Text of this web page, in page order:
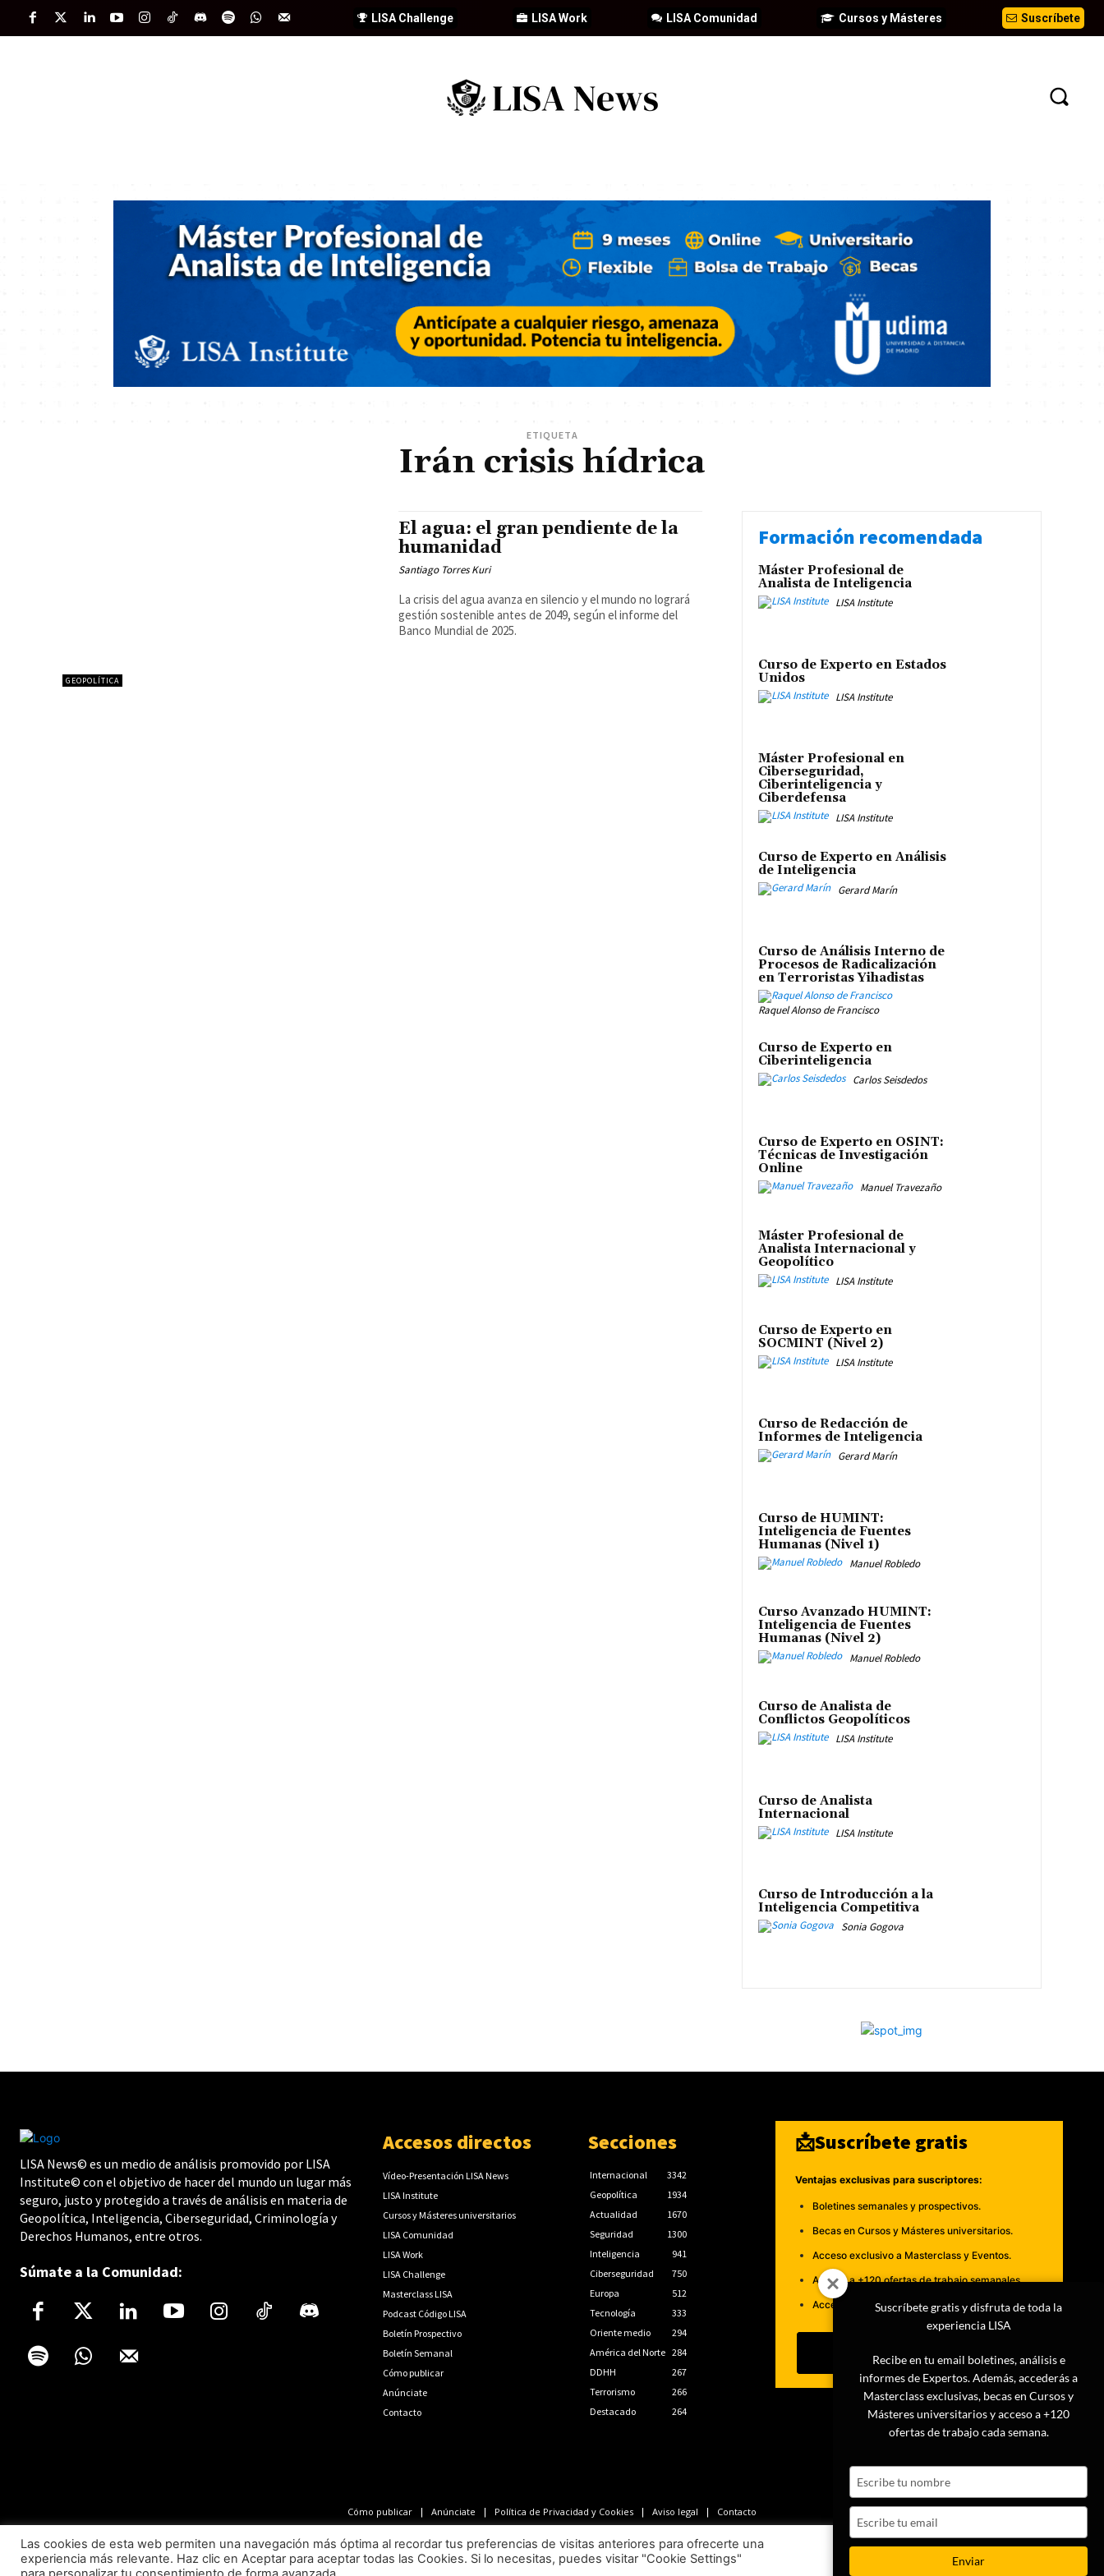
Suscríbete
Cursos y Másteres
LISA Comunidad
LISA Work
LISA Challenge
ETIQUETA
Irán crisis hídrica
GEOPOLÍTICA
El agua: el gran pendiente de la
humanidad
Santiago Torres Kuri
La crisis del agua avanza en silencio y el mundo no logrará
gestión sostenible antes de 2049, según el informe del
Banco Mundial de 2025.
Formación recomendada
Máster Profesional de
Analista de Inteligencia
LISA Institute
Curso de Experto en Estados
Unidos
LISA Institute
Máster Profesional en
Ciberseguridad,
Ciberinteligencia y
Ciberdefensa
LISA Institute
Curso de Experto en Análisis
de Inteligencia
Gerard Marín
Curso de Análisis Interno de
Procesos de Radicalización
en Terroristas Yihadistas
Raquel Alonso de Francisco
Curso de Experto en
Ciberinteligencia
Carlos Seisdedos
Curso de Experto en OSINT:
Técnicas de Investigación
Online
Manuel Travezaño
Máster Profesional de
Analista Internacional y
Geopolítico
LISA Institute
Curso de Experto en
SOCMINT (Nivel 2)
LISA Institute
Curso de Redacción de
Informes de Inteligencia
Gerard Marín
Curso de HUMINT:
Inteligencia de Fuentes
Humanas (Nivel 1)
Manuel Robledo
Curso Avanzado HUMINT:
Inteligencia de Fuentes
Humanas (Nivel 2)
Manuel Robledo
Curso de Analista de
Conflictos Geopolíticos
LISA Institute
Curso de Analista
Internacional
LISA Institute
Curso de Introducción a la
Inteligencia Competitiva
Sonia Gogova
LISA News© es un medio de análisis promovido por LISA
Institute© con el objetivo de hacer del mundo un lugar más
seguro, justo y protegido a través de análisis en materia de
Geopolítica, Inteligencia, Ciberseguridad, Criminología y
Derechos Humanos, entre otros.
Súmate a la Comunidad:
Accesos directos
Vídeo-Presentación LISA News
LISA Institute
Cursos y Másteres universitarios
LISA Comunidad
LISA Work
LISA Challenge
Masterclass LISA
Podcast Código LISA
Boletín Prospectivo
Boletín Semanal
Cómo publicar
Anúnciate
Contacto
Secciones
Internacional
3342
Geopolítica
1934
Actualidad
1670
Seguridad
1300
Inteligencia
941
Ciberseguridad
750
Europa
512
Tecnología
333
Oriente medio
294
América del Norte 284
DDHH
267
Terrorismo
266
Destacado
264
📩Suscríbete gratis
Ventajas exclusivas para suscriptores:
Boletines semanales y prospectivos.
Becas en Cursos y Másteres universitarios.
Acceso exclusivo a Masterclass y Eventos.
Acceso a +120 ofertas de trabajo semanales.
Acceso a LISA Comunidad y LISA Challenge.
Suscribirme
Cómo publicar Anúnciate Política de Privacidad y Cookies Aviso legal Contacto
LISA News©. Creative Commons BY-NC-ND.
Suscríbete gratis y disfruta de toda la
experiencia LISA
Recibe en tu email boletines, análisis e
informes de Expertos. Además, accederás a
Masterclass exclusivas, becas en Cursos y
Másteres universitarios y acceso a +120
ofertas de trabajo cada semana.
name
email
Enviar
Las cookies de esta web permiten una navegación más óptima al recordar tus preferencias de visitas anteriores para ofrecerte una
experiencia más relevante. Haz clic en Aceptar para aceptar todas las Cookies. Si lo necesitas, puedes visitar "Cookie Settings"
Ajustes